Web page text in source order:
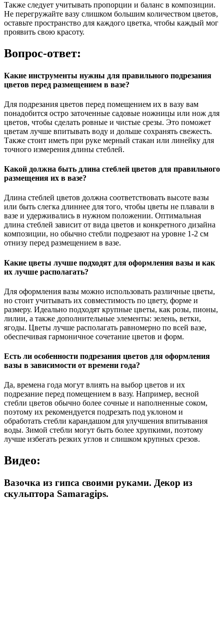
Также следует учитывать пропорции и баланс в композиции.
Не перегружайте вазу слишком большим количеством цветов,
оставьте пространство для каждого цветка, чтобы каждый мог
проявить свою красоту.
Вопрос-ответ:
Какие инструменты нужны для правильного подрезания
цветов перед размещением в вазе?
Для подрезания цветов перед помещением их в вазу вам
понадобится остро заточенные садовые ножницы или нож для
цветов, чтобы сделать ровные и чистые срезы. Это поможет
цветам лучше впитывать воду и дольше сохранять свежесть.
Также стоит иметь при руке мерный стакан или линейку для
точного измерения длины стеблей.
Какой должна быть длина стеблей цветов для правильного
размещения их в вазе?
Длина стеблей цветов должна соответствовать высоте вазы
или быть слегка длиннее для того, чтобы цветы не плавали в
вазе и удерживались в нужном положении. Оптимальная
длина стеблей зависит от вида цветов и конкретного дизайна
композиции, но обычно стебли подрезают на уровне 1-2 см
отнизу перед размещением в вазе.
Какие цветы лучше подходят для оформления вазы и как
их лучше располагать?
Для оформления вазы можно использовать различные цветы,
но стоит учитывать их совместимость по цвету, форме и
размеру. Идеально подходят крупные цветы, как розы, пионы,
лилии, а также дополнительные элементы: зелень, ветки,
ягоды. Цветы лучше располагать равномерно по всей вазе,
обеспечивая гармоничное сочетание цветов и форм.
Есть ли особенности подрезания цветов для оформления
вазы в зависимости от времени года?
Да, времена года могут влиять на выбор цветов и их
подрезание перед помещением в вазу. Например, весной
стебли цветов обычно более сочные и наполненные соком,
поэтому их рекомендуется подрезать под уклоном и
обработать стебли карандашом для улучшения впитывания
воды. Зимой стебли могут быть более хрупкими, поэтому
лучше избегать резких углов и слишком крупных срезов.
Видео:
Вазочка из гипса своими руками. Декор из
скульптора Samaragips.